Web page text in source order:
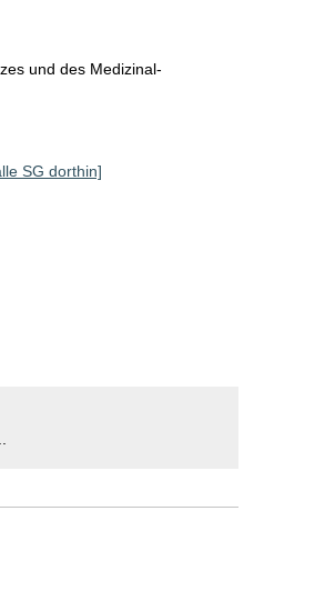
und des Medizinal-
SG dorthin]